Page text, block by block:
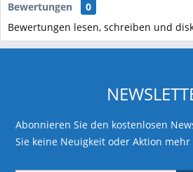
Bewertungen
0
Bewertungen lesen, schreiben und
Abonnieren Sie den kostenlosen
Sie keine Neuigkeit oder Aktion mehr